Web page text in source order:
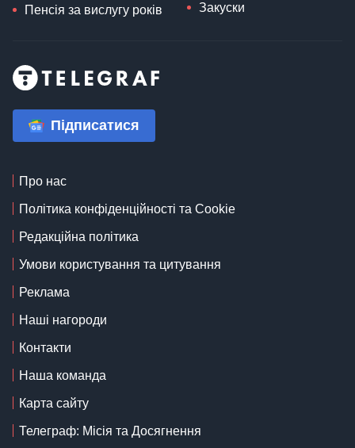
Пенсія за вислугу років Закуски
Підписатися
Про нас
Політика конфіденційності та Cookie
Редакційна політика
Умови користування та цитування
Реклама
Наші нагороди
Контакти
Наша команда
Карта сайту
Телеграф: Місія та Досягнення